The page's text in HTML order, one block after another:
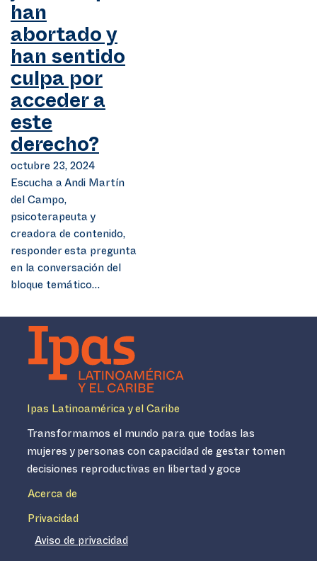
han
abortado y
han sentido
culpa por
acceder a
este
derecho?
octubre 23, 2024
Escucha a Andi Martín
del Campo,
psicoterapeuta y
creadora de contenido,
responder esta pregunta
en la conversación del
bloque temático…
Ipas Latinoamérica y el Caribe
Transformamos el mundo para que todas las
mujeres y personas con capacidad de gestar tomen
decisiones reproductivas en libertad y goce
Acerca de
Privacidad
Aviso de privacidad